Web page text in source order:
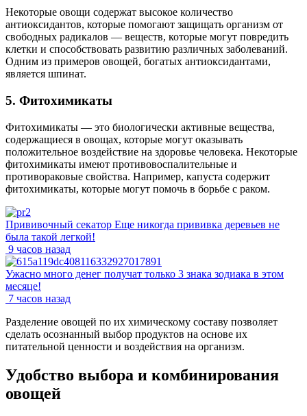
Некоторые овощи содержат высокое количество
антиоксидантов, которые помогают защищать организм от
свободных радикалов — веществ, которые могут повредить
клетки и способствовать развитию различных заболеваний.
Одним из примеров овощей, богатых антиоксидантами,
является шпинат.
5. Фитохимикаты
Фитохимикаты — это биологически активные вещества,
содержащиеся в овощах, которые могут оказывать
положительное воздействие на здоровье человека. Некоторые
фитохимикаты имеют противовоспалительные и
противораковые свойства. Например, капуста содержит
фитохимикаты, которые могут помочь в борьбе с раком.
Прививочный секатор Еще никогда прививка деревьев не
была такой легкой!
9 часов назад
Ужасно много денег получат только 3 знака зодиака в этом
месяце!
7 часов назад
Разделение овощей по их химическому составу позволяет
сделать осознанный выбор продуктов на основе их
питательной ценности и воздействия на организм.
Удобство выбора и комбинирования
овощей